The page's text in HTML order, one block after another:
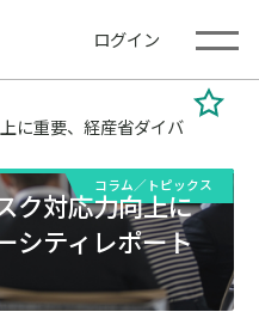
ログイン
に重要、経産省ダイバ
コラム／トピックス
ク対応力向上に
シティレポート